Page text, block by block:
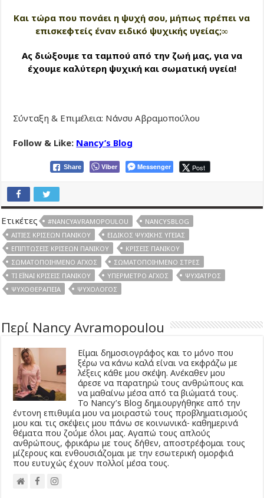
Και τώρα που πονάει η ψυχή σου, μήπως πρέπει να
επισκεφτείς έναν ειδικό ψυχικής υγείας;∞
Ας διώξουμε τα ταμπού από την ζωή μας, για να
έχουμε καλύτερη ψυχική και σωματική υγεία!
Σύνταξη & Επιμέλεια: Νάνσυ Αβραμοπούλου
Follow & Like: Nancy’s Blog
Share Viber Messenger Post
Ετικέτες #NANCYAVRAMOPOULOU
NANCYSBLOG
ΑΙΤΊΕΣ ΚΡΊΣΕΩΝ ΠΑΝΙΚΟΎ
ΕΙΔΙΚΌΣ ΨΥΧΙΚΉΣ ΥΓΕΊΑΣ
ΕΠΙΠΤΏΣΕΙΣ ΚΡΊΣΕΩΝ ΠΑΝΙΚΟΎ
ΚΡΊΣΕΙΣ ΠΑΝΙΚΟΎ
ΣΩΜΑΤΟΠΟΙΗΜΈΝΟ ΆΓΧΟΣ
ΣΩΜΑΤΟΠΟΙΗΜΈΝΟ ΣΤΡΕΣ
ΤΊ ΈΙΝΑΙ ΚΡΊΣΕΙΣ ΠΑΝΙΚΟΎ
ΥΠΈΡΜΕΤΡΟ ΆΓΧΟΣ
ΨΥΧΊΑΤΡΟΣ
ΨΥΧΟΘΕΡΑΠΕΊΑ
ΨΥΧΟΛΌΓΟΣ
Περί Nancy Avramopoulou
Είμαι δημοσιογράφος και το μόνο που
ξέρω να κάνω καλά είναι να εκφράζω με
λέξεις κάθε μου σκέψη. Ανέκαθεν μου
άρεσε να παρατηρώ τους ανθρώπους και
να μαθαίνω μέσα από τα βιώματά τους.
Το Νancy’s Βlog δημιουργήθηκε από την
έντονη επιθυμία μου να μοιραστώ τους προβληματισμούς
μου και τις σκέψεις μου πάνω σε κοινωνικά- καθημερινά
θέματα που ζούμε όλοι μας. Αγαπώ τους απλούς
ανθρώπους, φρικάρω με τους δήθεν, αποστρέφομαι τους
μίζερους και ενθουσιάζομαι με την εσωτερική ομορφιά
που ευτυχώς έχουν πολλοί μέσα τους.